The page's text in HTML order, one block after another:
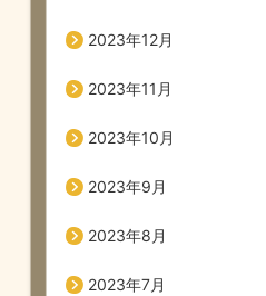
2023年12月
2023年11月
2023年10月
2023年9月
2023年8月
2023年7月